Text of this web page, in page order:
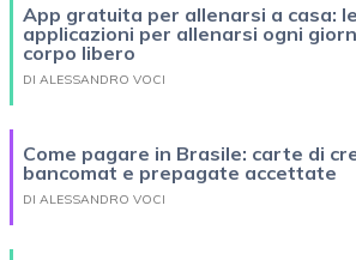
App gratuita per allenarsi a casa:
applicazioni per allenarsi ogni
corpo libero
DI ALESSANDRO VOCI
Come pagare in Brasile: carte di
bancomat e prepagate accettate
DI ALESSANDRO VOCI